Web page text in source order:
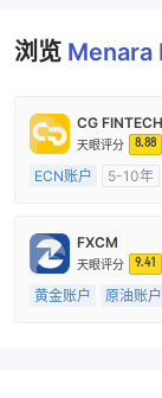
浏览 Menara
CG FINTECH
天眼评分 8.88
ECN账户
5-10年
机构外汇代理 (RTO)
主标MT4
FXCM
天眼评分 9.41
黄金账户
原油账户